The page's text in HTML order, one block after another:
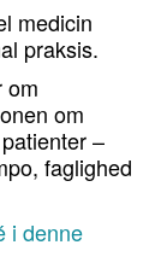
medicin
praksis.
om
om
–
faglighed
i denne